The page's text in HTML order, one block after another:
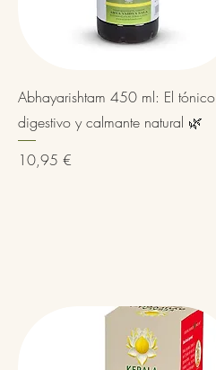
Vista rápida
Abhayarishtam 450 ml: El tónico
digestivo y calmante natural 🌿
Precio
10,95 €